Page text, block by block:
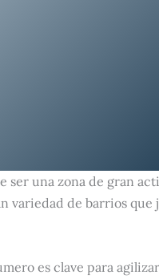
ser una zona de gran
variedad de barrios que
es clave para